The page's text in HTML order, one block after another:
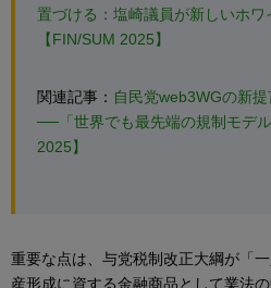
置づける：塩崎議員が新しいホ
【FIN/SUM 2025】
関連記事： 自民党web3WGの新
──「世界でも最先端の規制モデ
2025】
重要な点は、与党税制改正大綱が「
産形成に資する金融商品として業法